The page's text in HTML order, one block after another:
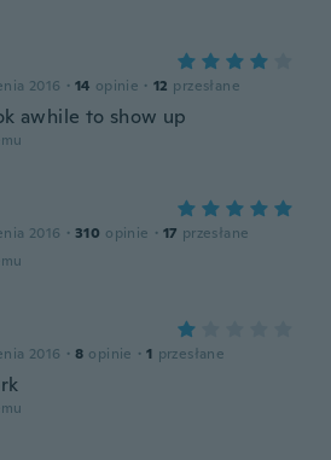
2016 · 14 opinie · 12 przesłane
awhile to show up
2016 · 310 opinie · 17 przesłane
2016 · 8 opinie · 1 przesłane